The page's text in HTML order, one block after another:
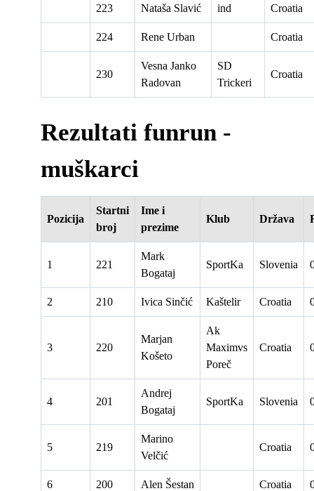
223 Nataša Slavić ind Croatia
224 Rene Urban Croatia
230
Vesna Janko
Radovan
SD
Trickeri
Croatia
Rezultati funrun -
muškarci
Pozicija
Startni
broj
Ime i
prezime
Klub Država
1 221
Mark
Bogataj
SportKa Slovenia
2 210 Ivica Sinčić Kaštelir Croatia
3 220
Marjan
Košeto
Ak
Maximvs
Poreč
Croatia
4 201
Andrej
Bogataj
SportKa Slovenia
5 219
Marino
Velčić
Croatia
6 200 Alen Šestan Croatia